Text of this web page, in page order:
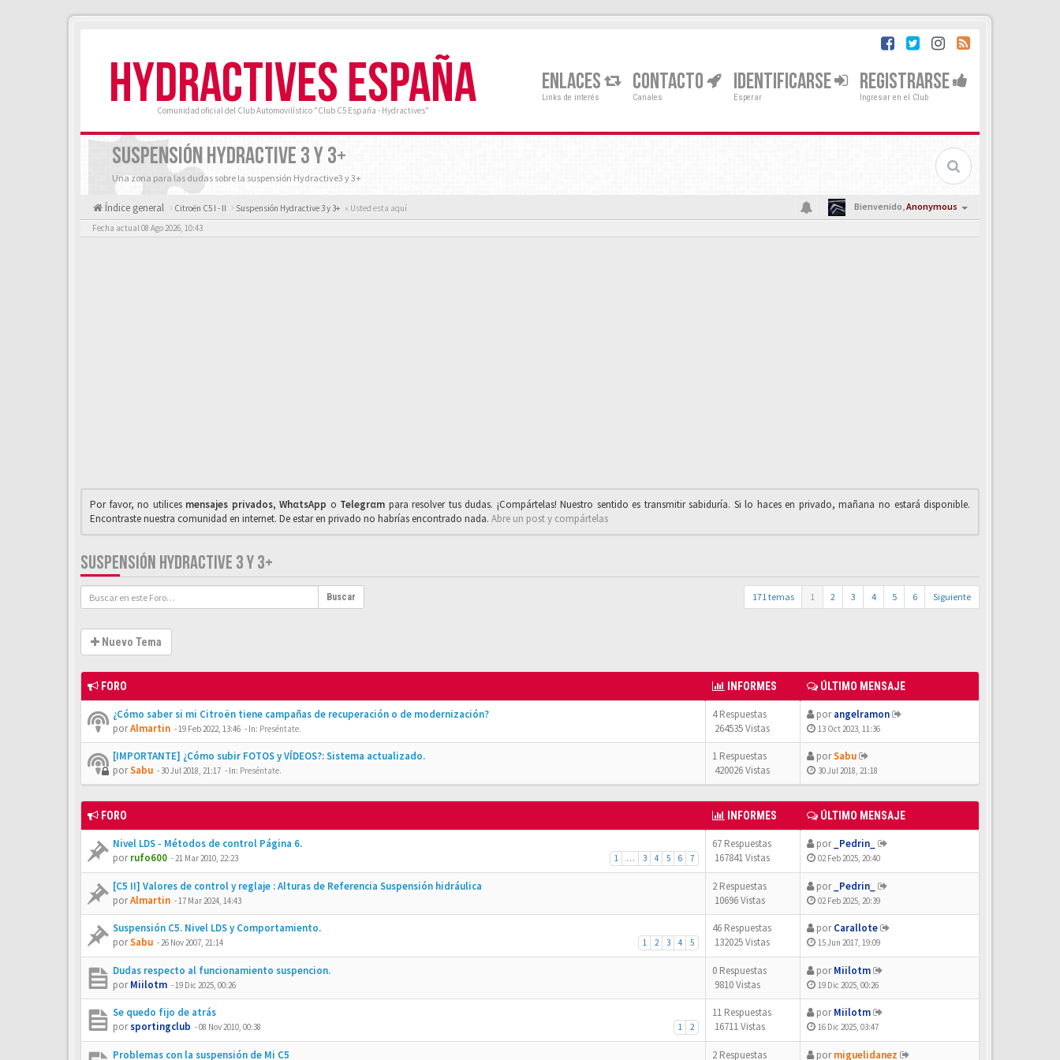
HYDRACTIVES ESPAÑA
Comunidad oficial del Club Automovilístico "Club C5 España - Hydractives"
ENLACES
Links de interés
CONTACTO
Canales
IDENTIFICARSE
Esperar
REGISTRARSE
Ingresar en el Club
SUSPENSIÓN HYDRACTIVE 3 Y 3+
Una zona para las dudas sobre la suspensión Hydractive3 y 3+
Índice general Citroën C5 I - II Suspensión Hydractive 3 y 3+ « Usted esta aquí Bienvenido,Anonymous
Fecha actual 08 Ago 2026, 10:43
Por favor, no utilices mensajes privados,WhαtsApp o Telegrαm para resolver tus dudas. ¡Compártelas! Nuestro sentido es transmitir sabiduría. Si lo haces en privado, mañana no estará disponible.
Encontraste nuestra comunidad en internet. De estar en privado no habrías encontrado nada. Abre un post y compártelas
SUSPENSIÓN HYDRACTIVE 3 Y 3+
Buscar 171 temas 1 2 3 4 5 6 Siguiente
Nuevo Tema
FORO INFORMES ÚLTIMO MENSAJE
¿Cómo saber si mi Citroën tiene campañas de recuperación o de modernización?
porAlmartin -19 Feb 2022, 13:46 - In: Preséntate.
4 Respuestas
264535 Vistas
porangelramon
13 Oct 2023, 11:36
[IMPORTANTE] ¿Cómo subir FOTOS y VÍDEOS?: Sistema actualizado.
porSabu - 30 Jul 2018, 21:17 - In: Preséntate.
1 Respuestas
420026 Vistas
porSabu
30 Jul 2018, 21:18
FORO INFORMES ÚLTIMO MENSAJE
Nivel LDS - Métodos de control Página 6.
1 … 3 4 5 6 7
porrufo600 -21 Mar 2010, 22:23
67 Respuestas
167841 Vistas
por _Pedrin_
02 Feb 2025, 20:40
[C5 II] Valores de control y reglaje : Alturas de Referencia Suspensión hidráulica
porAlmartin -17 Mar 2024, 14:43
2 Respuestas
10696 Vistas
por _Pedrin_
02 Feb 2025, 20:39
Suspensión C5. Nivel LDS y Comportamiento.
1 2 3 4 5
porSabu -26 Nov 2007, 21:14
46 Respuestas
132025 Vistas
porCarallote
15 Jun 2017, 19:09
Dudas respecto al funcionamiento suspencion.
porMiilotm -19 Dic 2025, 00:26
0 Respuestas
9810 Vistas
porMiilotm
19 Dic 2025, 00:26
Se quedo fijo de atrás
1 2
porsportingclub -08 Nov 2010, 00:38
11 Respuestas
16711 Vistas
porMiilotm
16 Dic 2025, 03:47
Problemas con la suspensión de Mi C5
2 Respuestas
pormiguelidanez